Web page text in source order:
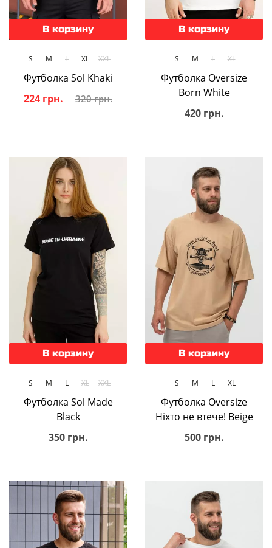
В корзину
S M L XL XXL
Футболка Sol Khaki
224 грн.
320 грн.
В корзину
S M L XL
Футболка Oversize
Born White
420 грн.
В корзину
S M L XL XXL
Футболка Sol Made
Black
350 грн.
В корзину
S M L XL
Футболка Oversize
Ніхто не втече! Beige
500 грн.